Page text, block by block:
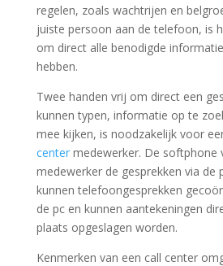
regelen, zoals wachtrijen en
juiste persoon aan de telefoon, is
om direct alle benodigde
hebben.
Twee handen vrij om direct een
kunnen typen, informatie op te
mee kijken, is noodzakelijk voor
centermedewerker. De softphone
medewerker de gesprekken via de
kunnen telefoongesprekken
de pc en kunnen aantekeningen
plaats opgeslagen worden.
Kenmerken van een call center